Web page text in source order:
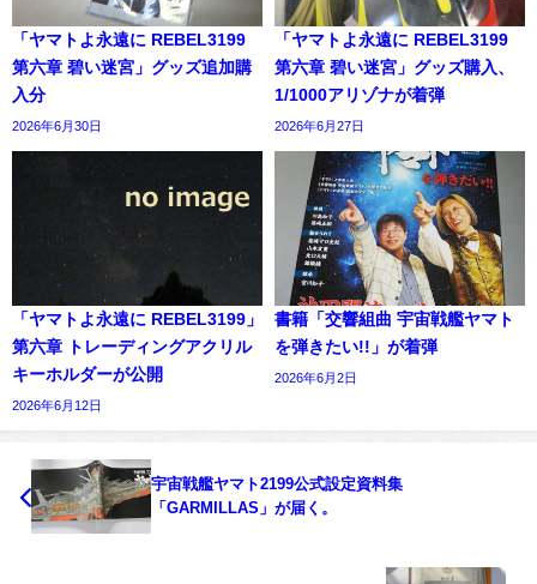
「ヤマトよ永遠に REBEL3199
第六章 碧い迷宮」グッズ追加購
入分
2026年6月30日
「ヤマトよ永遠に REBEL3199
第六章 碧い迷宮」グッズ購入、
1/1000アリゾナが着弾
2026年6月27日
「ヤマトよ永遠に REBEL3199」
第六章 トレーディングアクリル
キーホルダーが公開
2026年6月12日
書籍「交響組曲 宇宙戦艦ヤマト
を弾きたい!!」が着弾
2026年6月2日
宇宙戦艦ヤマト2199公式設定資料集
「GARMILLAS」が届く。